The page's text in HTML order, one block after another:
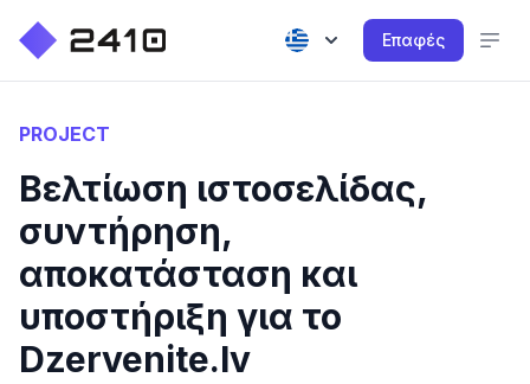
Επαφές
PROJECT
Βελτίωση ιστοσελίδας,
συντήρηση,
αποκατάσταση και
υποστήριξη για το
Dzervenite.lv